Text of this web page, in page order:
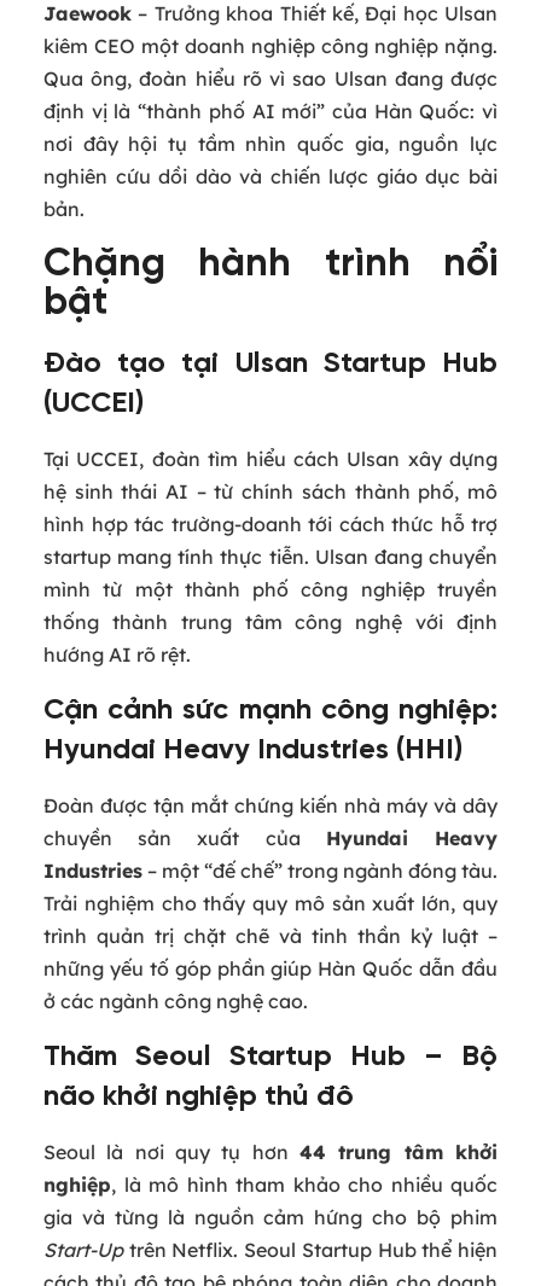
Jaewook – Trưởng khoa Thiết kế, Đại học Ulsan
kiêm CEO một doanh nghiệp công nghiệp nặng.
Qua ông, đoàn hiểu rõ vì sao Ulsan đang được
định vị là “thành phố AI mới” của Hàn Quốc: vì
nơi đây hội tụ tầm nhìn quốc gia, nguồn lực
nghiên cứu dồi dào và chiến lược giáo dục bài
bản.
Chặng hành trình nổi
bật
Đào tạo tại Ulsan Startup Hub
(UCCEI)
Tại UCCEI, đoàn tìm hiểu cách Ulsan xây dựng
hệ sinh thái AI – từ chính sách thành phố, mô
hình hợp tác trường‑doanh tới cách thức hỗ trợ
startup mang tính thực tiễn. Ulsan đang chuyển
mình từ một thành phố công nghiệp truyền
thống thành trung tâm công nghệ với định
hướng AI rõ rệt.
Cận cảnh sức mạnh công nghiệp:
Hyundai Heavy Industries (HHI)
Đoàn được tận mắt chứng kiến nhà máy và dây
chuyền sản xuất của Hyundai Heavy
Industries – một “đế chế” trong ngành đóng tàu.
Trải nghiệm cho thấy quy mô sản xuất lớn, quy
trình quản trị chặt chẽ và tinh thần kỷ luật –
những yếu tố góp phần giúp Hàn Quốc dẫn đầu
ở các ngành công nghệ cao.
Thăm Seoul Startup Hub – Bộ
não khởi nghiệp thủ đô
Seoul là nơi quy tụ hơn 44 trung tâm khởi
nghiệp, là mô hình tham khảo cho nhiều quốc
gia và từng là nguồn cảm hứng cho bộ phim
Start‑Uptrên Netflix. Seoul Startup Hub thể hiện